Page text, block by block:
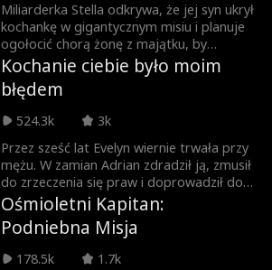
Miliarderka Stella odkrywa, że jej syn ukrył
kochankę w gigantycznym misiu i planuje
ogołocić chorą żonę z majątku, by
przejąć rodzinną fortunę. Chcąc chronić
synową, Stella udaje niewiedzę i po cichu
szykuje zemstę. Rozpoczyna w rezydencji
bezlitosną grę, karząc syna i jego
kochankę, aż w końcu razem z Luną
zastawiają na nich ostateczną pułapkę.
Kochanie ciebie było moim
błędem
524.3k
3k
Przez sześć lat Evelyn wiernie trwała przy
mężu. W zamian Adrian zdradził ją, zmusił
do zrzeczenia się praw i doprowadził do
śmierci jej rodziców, by chronić swoją
prawdziwą miłość – Serenę. Pragnąc
sprawiedliwości, Evelyn łączy siły z
Nathanem, kolejną ofiarą intryg Adriana.
Ośmioletni Kapitan:
Podniebna Misja
178.5k
1.7k